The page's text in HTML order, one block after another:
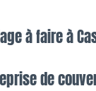
à faire à
de